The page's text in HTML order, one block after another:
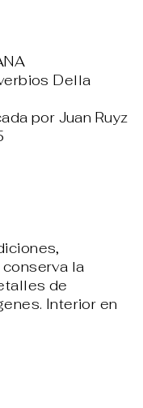
Della
por Juan Ruyz
la
de
Interior en